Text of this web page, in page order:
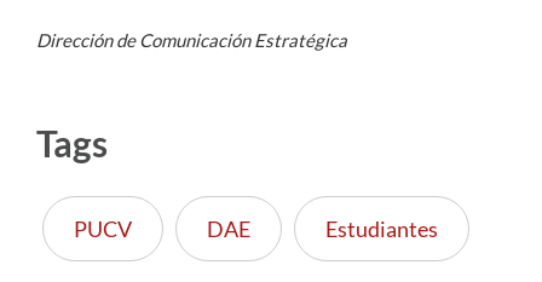
Dirección de Comunicación Estratégica
Tags
PUCV DAE Estudiantes